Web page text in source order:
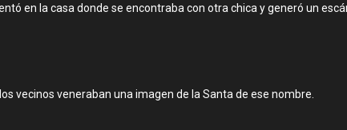
en la casa donde se encontraba con otra chica y generó un
vecinos veneraban una imagen de la Santa de ese nombre.